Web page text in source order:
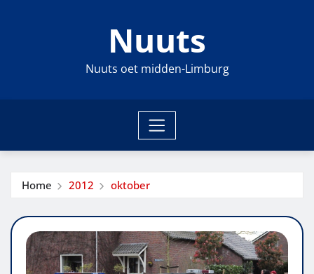
Nuuts
Nuuts oet midden-Limburg
Home 2012 oktober